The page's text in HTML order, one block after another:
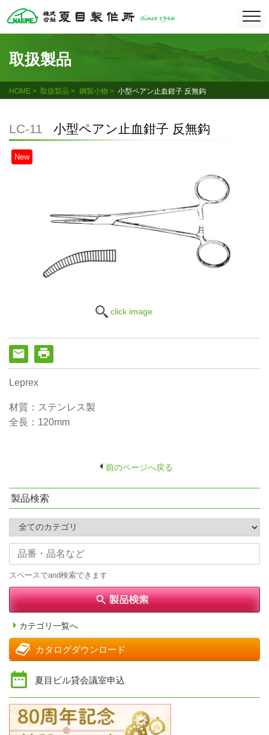
Skip
取扱製品
HOME 取扱製品 鋼製小物 小型ペアン止血鉗子 反無鈎
LC-11 小型ペアン止血鉗子 反無鈎
New
click image
Leprex
材質：ステンレス製
全長：120mm
前のページへ戻る
製品検索
スペースでand検索できます
カテゴリ一覧へ
カタログダウンロード
夏目ビル貸会議室申込